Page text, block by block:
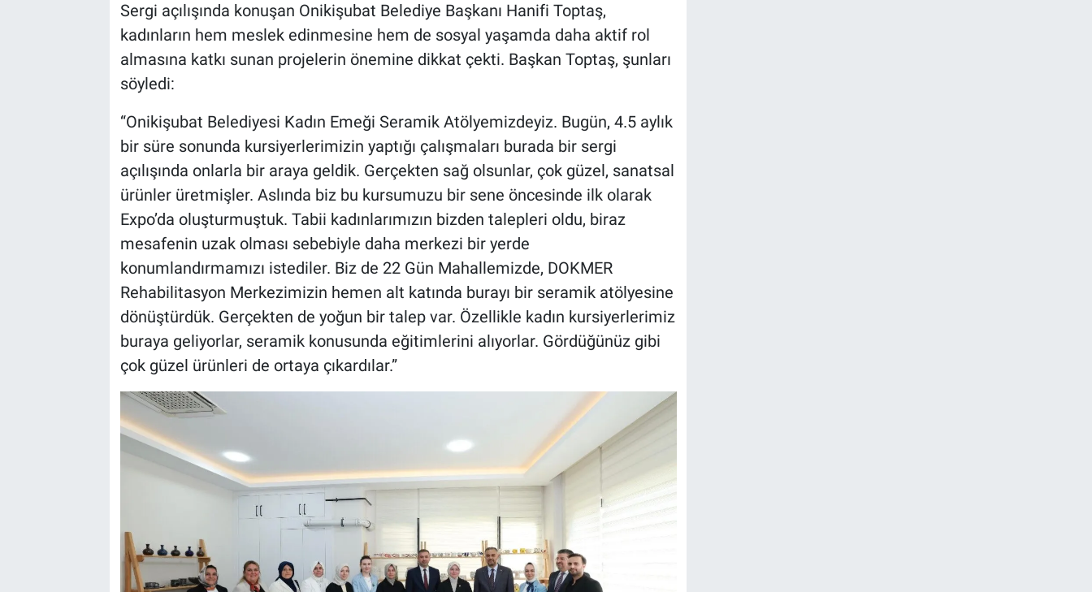
Sergi açılışında konuşan Onikişubat Belediye Başkanı Hanifi Toptaş,
kadınların hem meslek edinmesine hem de sosyal yaşamda daha aktif rol
almasına katkı sunan projelerin önemine dikkat çekti. Başkan Toptaş, şunları
söyledi:
“Onikişubat Belediyesi Kadın Emeği Seramik Atölyemizdeyiz. Bugün, 4.5 aylık
bir süre sonunda kursiyerlerimizin yaptığı çalışmaları burada bir sergi
açılışında onlarla bir araya geldik. Gerçekten sağ olsunlar, çok güzel, sanatsal
ürünler üretmişler. Aslında biz bu kursumuzu bir sene öncesinde ilk olarak
Expo’da oluşturmuştuk. Tabii kadınlarımızın bizden talepleri oldu, biraz
mesafenin uzak olması sebebiyle daha merkezi bir yerde
konumlandırmamızı istediler. Biz de 22 Gün Mahallemizde, DOKMER
Rehabilitasyon Merkezimizin hemen alt katında burayı bir seramik atölyesine
dönüştürdük. Gerçekten de yoğun bir talep var. Özellikle kadın kursiyerlerimiz
buraya geliyorlar, seramik konusunda eğitimlerini alıyorlar. Gördüğünüz gibi
çok güzel ürünleri de ortaya çıkardılar.”